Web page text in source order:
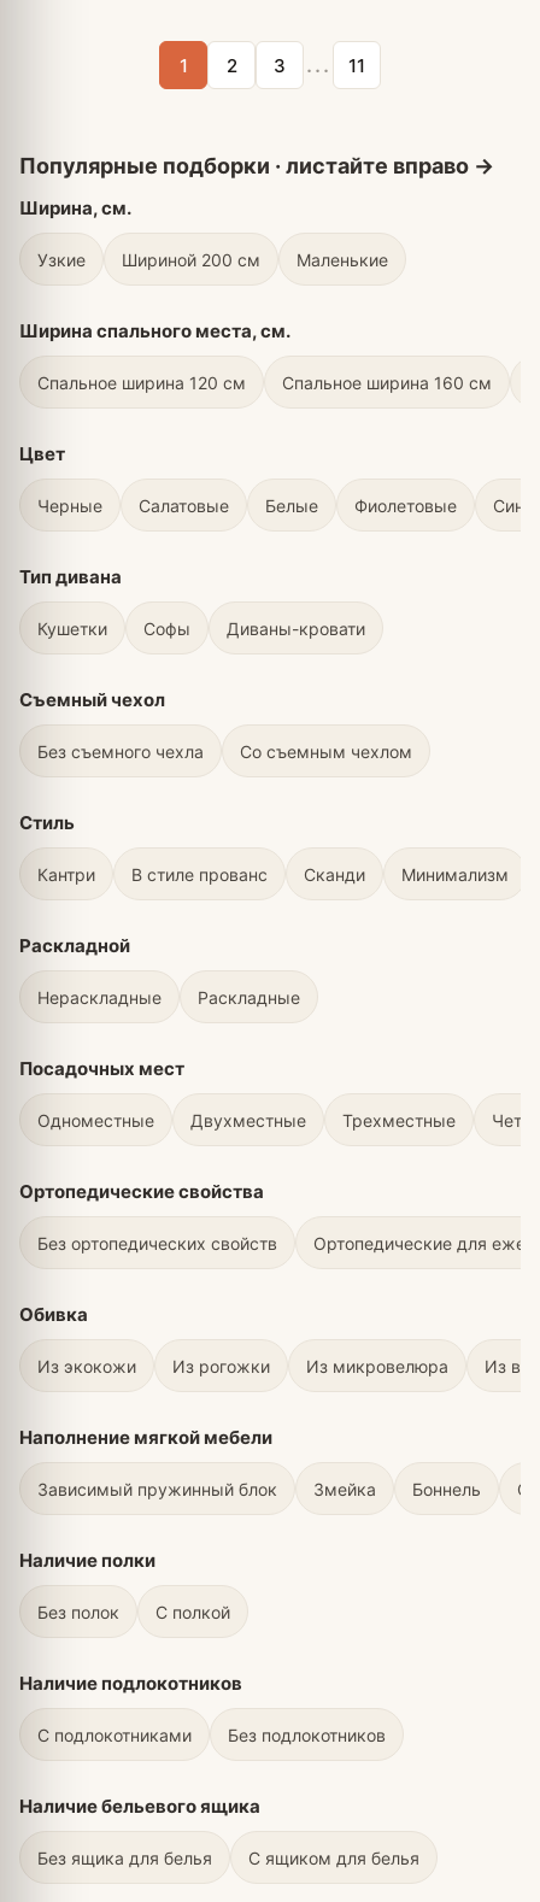
1 2 3 ... 11
Ширина, см.
Узкие Шириной 200 см Маленькие
Ширина спального места, см.
Спальное ширина 120 см Спальное ширина 160 см
Цвет
Черные Салатовые Белые Фиолетовые
Тип дивана
Кушетки Софы Диваны-кровати
Съемный чехол
Без съемного чехла Со съемным чехлом
Стиль
Кантри В стиле прованс Сканди Минимализм
Раскладной
Нераскладные Раскладные
Посадочных мест
Одноместные Двухместные Трехместные
Ортопедические свойства
Без ортопедических свойств Ортопедические для
Обивка
Из экокожи Из рогожки Из микровелюра Из
Наполнение мягкой мебели
Зависимый пружинный блок Змейка Боннель С
Наличие полки
Без полок С полкой
Наличие подлокотников
С подлокотниками Без подлокотников
Наличие бельевого ящика
Без ящика для белья С ящиком для белья